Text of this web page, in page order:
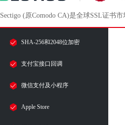
Sectigo (原Comodo CA)是全球SSL证书
SHA-256和2048位加密
支付宝接口回调
微信支付及小程序
Apple Store